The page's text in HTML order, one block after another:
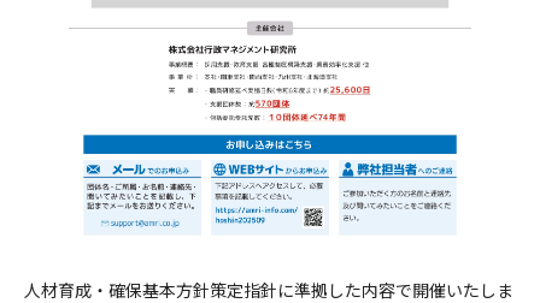
人材育成・確保基本方針策定指針に準拠した内容で開催いたしま